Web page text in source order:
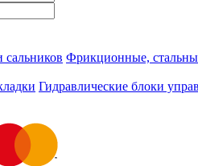
Фрикционные,
Гидравлические блоки